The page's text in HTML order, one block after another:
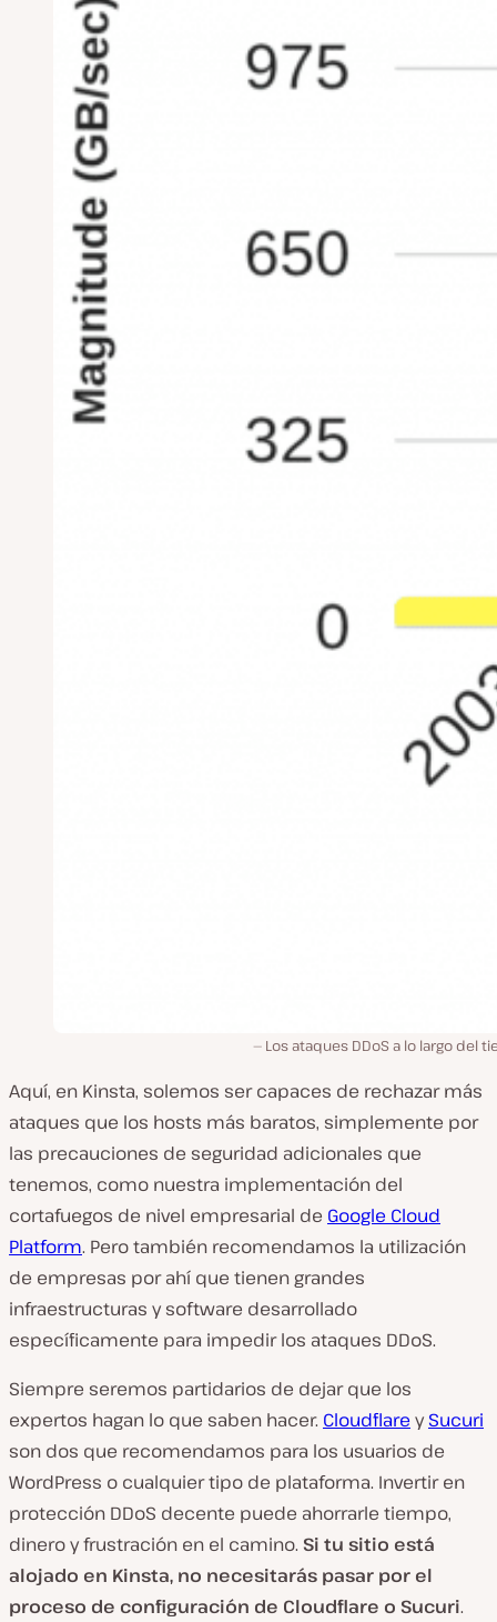
Los ataques DDoS a lo largo del
Aquí, en Kinsta, solemos ser capaces de rechazar más
ataques que los hosts más baratos, simplemente por
las precauciones de seguridad adicionales que
tenemos, como nuestra implementación del
cortafuegos de nivel empresarial de Google Cloud
Platform. Pero también recomendamos la utilización
de empresas por ahí que tienen grandes
infraestructuras y software desarrollado
específicamente para impedir los ataques DDoS.
Siempre seremos partidarios de dejar que los
expertos hagan lo que saben hacer. Cloudflare ySucuri
son dos que recomendamos para los usuarios de
WordPress o cualquier tipo de plataforma. Invertir en
protección DDoS decente puede ahorrarle tiempo,
dinero y frustración en el camino. Si tu sitio está
alojado en Kinsta, no necesitarás pasar por el
proceso de configuración de Cloudflare o Sucuri.